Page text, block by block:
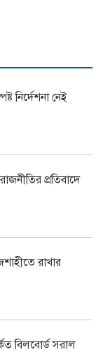
নির্দেশনা নেই
প্রতিবাদে
রাখার
বিলবোর্ড সরাল